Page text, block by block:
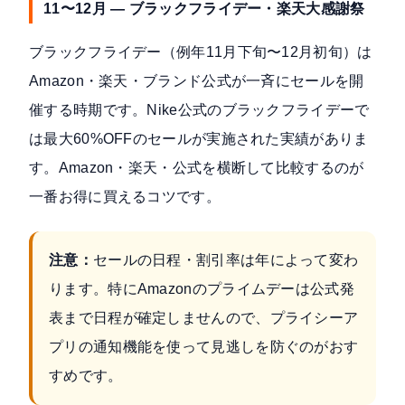
11〜12月 — ブラックフライデー・楽天大感謝祭
ブラックフライデー（例年11月下旬〜12月初旬）は
Amazon・楽天・ブランド公式が一斉にセールを開
催する時期です。Nike公式のブラックフライデーで
は最大60%OFFのセールが実施された実績がありま
す。Amazon・楽天・公式を横断して比較するのが
一番お得に買えるコツです。
注意： セールの日程・割引率は年によって変わ
ります。特にAmazonのプライムデーは公式発
表まで日程が確定しませんので、プライシーア
プリの通知機能を使って見逃しを防ぐのがおす
すめです。